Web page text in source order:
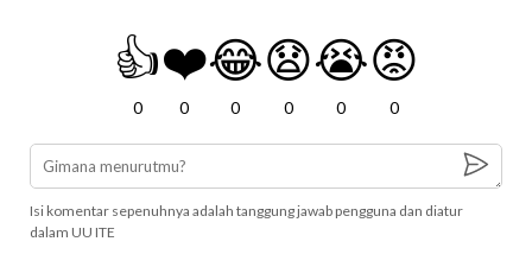
👍
0
❤️
0
😂
0
😧
0
😭
0
😡
0
Isi komentar sepenuhnya adalah tanggung jawab pengguna dan diatur
dalam UU ITE